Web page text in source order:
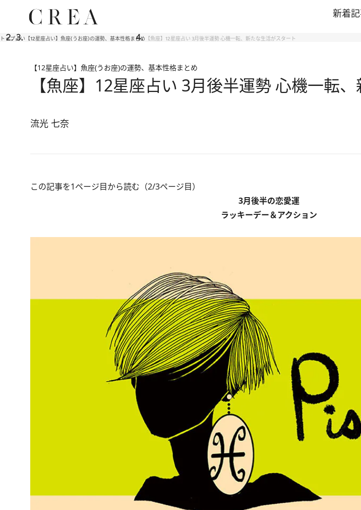
新着
トップ占い 【12星座占い】魚座(うお座)の運勢、基本性格まとめ 【魚座】12星座占い 3月後半運勢 心機一転、新たな生活がスタート
【12星座占い】魚座(うお座)の運勢、基本性格まとめ
【魚座】12星座占い 3月後半運勢 心機一転
流光 七奈
この記事を1ページ目から読む（2/3ページ目）
3月後半の恋愛運
ラッキーデー＆アクション